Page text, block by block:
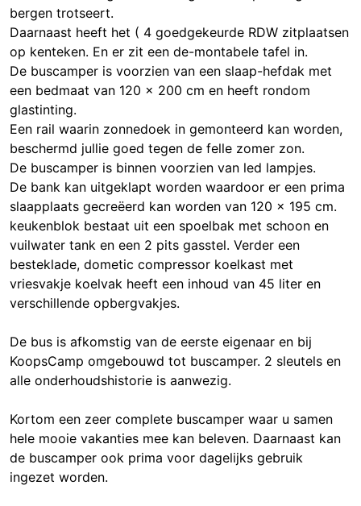
bergen trotseert.
Daarnaast heeft het ( 4 goedgekeurde RDW zitplaatsen
op kenteken. En er zit een de-montabele tafel in.
De buscamper is voorzien van een slaap-hefdak met
een bedmaat van 120 x 200 cm en heeft rondom
glastinting.
Een rail waarin zonnedoek in gemonteerd kan worden,
beschermd jullie goed tegen de felle zomer zon.
De buscamper is binnen voorzien van led lampjes.
De bank kan uitgeklapt worden waardoor er een prima
slaapplaats gecreëerd kan worden van 120 x 195 cm.
keukenblok bestaat uit een spoelbak met schoon en
vuilwater tank en een 2 pits gasstel. Verder een
besteklade, dometic compressor koelkast met
vriesvakje koelvak heeft een inhoud van 45 liter en
verschillende opbergvakjes.
De bus is afkomstig van de eerste eigenaar en bij
KoopsCamp omgebouwd tot buscamper. 2 sleutels en
alle onderhoudshistorie is aanwezig.
Kortom een zeer complete buscamper waar u samen
hele mooie vakanties mee kan beleven. Daarnaast kan
de buscamper ook prima voor dagelijks gebruik
ingezet worden.